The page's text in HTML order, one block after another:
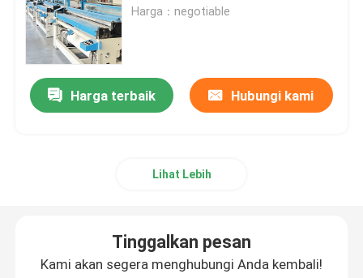
Harga：negotiable
Harga terbaik Hubungi kami
Lihat Lebih
Tinggalkan pesan
Kami akan segera menghubungi Anda kembali!